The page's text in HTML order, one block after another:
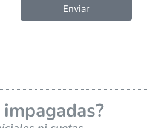
Enviar
r
n